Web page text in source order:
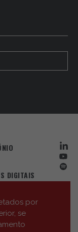
por
se
DIGITAIS
NOVIDADES